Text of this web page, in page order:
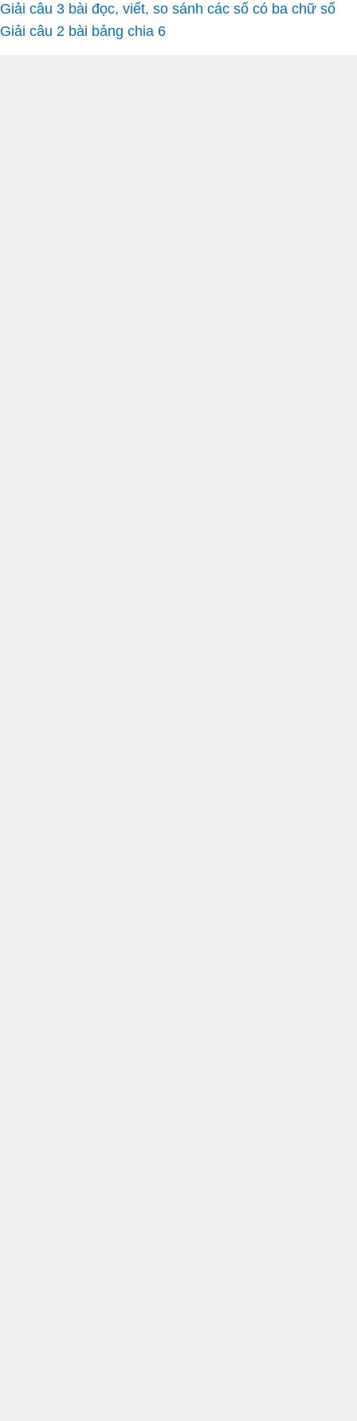
Giải câu 3 bài đọc, viết, so sánh các số có ba chữ số
Giải câu 2 bài bảng chia 6